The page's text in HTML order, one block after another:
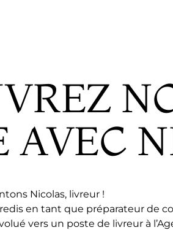
AVEC
Nicolas, livreur !
en tant que préparateur de
vers un poste de livreur à